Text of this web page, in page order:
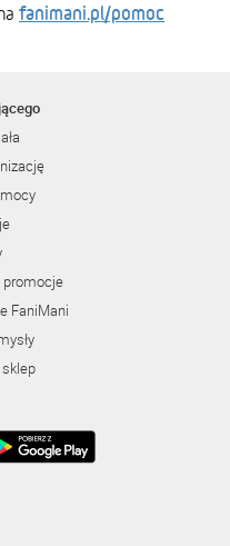
fanimani.pl/pomoc
promocje
FaniMani